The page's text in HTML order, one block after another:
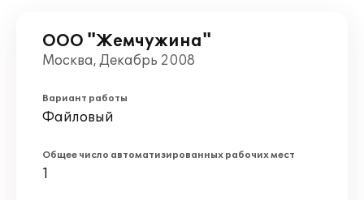
ООО "Жемчужина"
Москва, Декабрь 2008
Вариант работы
Файловый
Общее число автоматизированных рабочих мест
1